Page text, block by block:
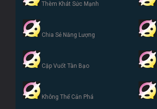
Thèm Khát Sức Mạnh
Chia Sẻ Năng Lượng
Cặp Vuốt Tàn Bạo
Không Thể Cản Phá